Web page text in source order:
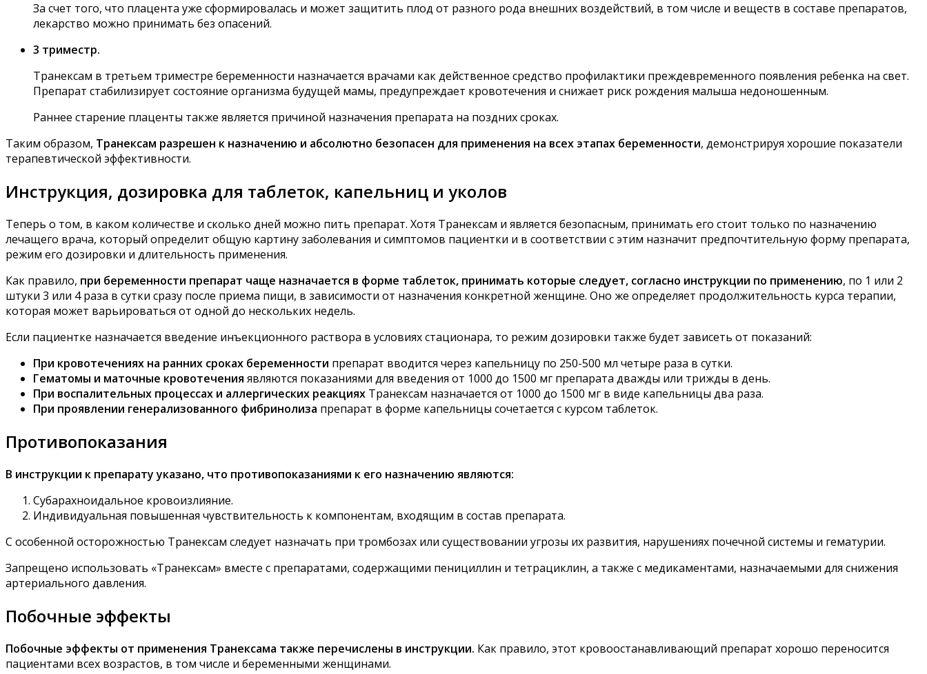
За счет того, что плацента уже сформировалась и может защитить плод от разного рода внешних воздействий, в том числе и веществ в составе препаратов,
лекарство можно принимать без опасений.
3 триместр.
Транексам в третьем триместре беременности назначается врачами как действенное средство профилактики преждевременного появления ребенка на свет.
Препарат стабилизирует состояние организма будущей мамы, предупреждает кровотечения и снижает риск рождения малыша недоношенным.
Раннее старение плаценты также является причиной назначения препарата на поздних сроках.
Таким образом, Транексам разрешен к назначению и абсолютно безопасен для применения на всех этапах беременности, демонстрируя хорошие показатели
терапевтической эффективности.
Инструкция, дозировка для таблеток, капельниц и уколов
Теперь о том, в каком количестве и сколько дней можно пить препарат. Хотя Транексам и является безопасным, принимать его стоит только по назначению
лечащего врача, который определит общую картину заболевания и симптомов пациентки и в соответствии с этим назначит предпочтительную форму препарата,
режим его дозировки и длительность применения.
Как правило, при беременности препарат чаще назначается в форме таблеток, принимать которые следует, согласно инструкции по применению, по 1 или 2
штуки 3 или 4 раза в сутки сразу после приема пищи, в зависимости от назначения конкретной женщине. Оно же определяет продолжительность курса терапии,
которая может варьироваться от одной до нескольких недель.
Если пациентке назначается введение инъекционного раствора в условиях стационара, то режим дозировки также будет зависеть от показаний:
При кровотечениях на ранних сроках беременности препарат вводится через капельницу по 250-500 мл четыре раза в сутки.
Гематомы и маточные кровотечения являются показаниями для введения от 1000 до 1500 мг препарата дважды или трижды в день.
При воспалительных процессах и аллергических реакциях Транексам назначается от 1000 до 1500 мг в виде капельницы два раза.
При проявлении генерализованного фибринолиза препарат в форме капельницы сочетается с курсом таблеток.
Противопоказания
В инструкции к препарату указано, что противопоказаниями к его назначению являются:
Субарахноидальное кровоизлияние.
Индивидуальная повышенная чувствительность к компонентам, входящим в состав препарата.
С особенной осторожностью Транексам следует назначать при тромбозах или существовании угрозы их развития, нарушениях почечной системы и гематурии.
Запрещено использовать «Транексам» вместе с препаратами, содержащими пенициллин и тетрациклин, а также с медикаментами, назначаемыми для снижения
артериального давления.
Побочные эффекты
Побочные эффекты от применения Транексама также перечислены в инструкции. Как правило, этот кровоостанавливающий препарат хорошо переносится
пациентами всех возрастов, в том числе и беременными женщинами.